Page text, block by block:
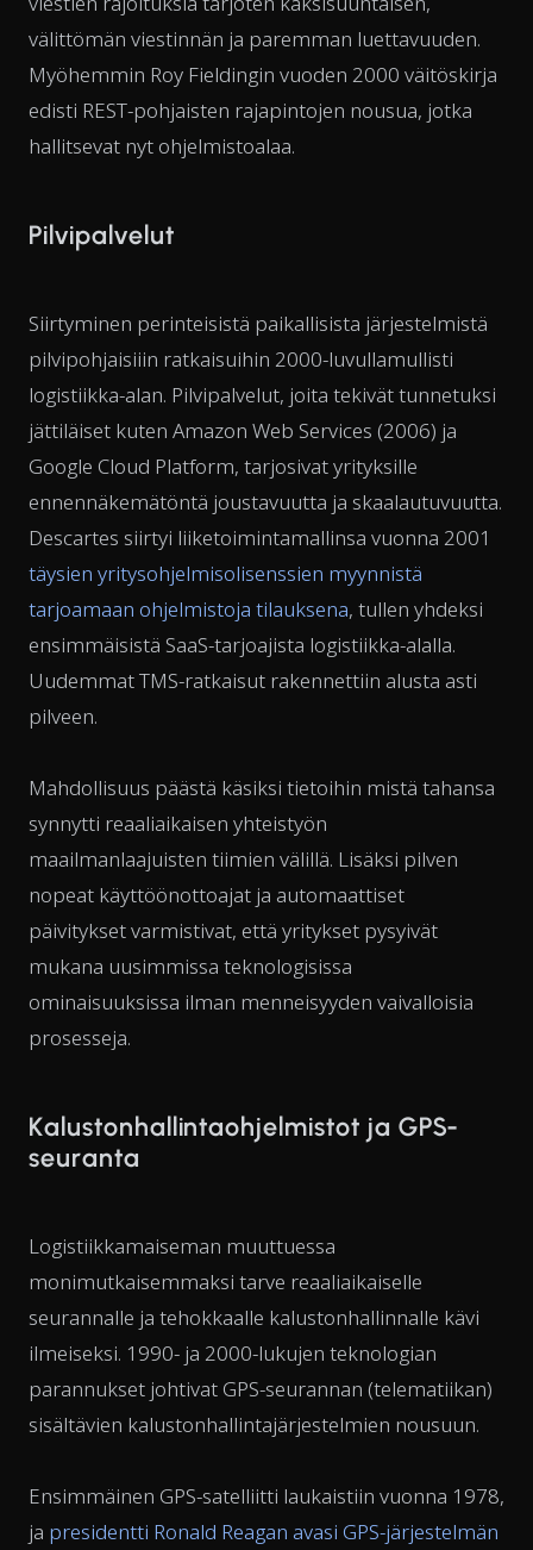
välittömän viestinnän ja paremman luettavuuden.
Myöhemmin Roy Fieldingin vuoden 2000 väitöskirja
edisti REST-pohjaisten rajapintojen nousua, jotka
hallitsevat nyt ohjelmistoalaa.
Pilvipalvelut
Siirtyminen perinteisistä paikallisista järjestelmistä
pilvipohjaisiiin ratkaisuihin 2000-luvullamullisti
logistiikka-alan. Pilvipalvelut, joita tekivät tunnetuksi
jättiläiset kuten Amazon Web Services (2006) ja
Google Cloud Platform, tarjosivat yrityksille
ennennäkemätöntä joustavuutta ja skaalautuvuutta.
Descartes siirtyi liiketoimintamallinsa vuonna 2001
täysien yritysohjelmisolisenssien myynnistä
tarjoamaan ohjelmistoja tilauksena, tullen yhdeksi
ensimmäisistä SaaS-tarjoajista logistiikka-alalla.
Uudemmat TMS-ratkaisut rakennettiin alusta asti
pilveen.
Mahdollisuus päästä käsiksi tietoihin mistä tahansa
synnytti reaaliaikaisen yhteistyön
maailmanlaajuisten tiimien välillä. Lisäksi pilven
nopeat käyttöönottoajat ja automaattiset
päivitykset varmistivat, että yritykset pysyivät
mukana uusimmissa teknologisissa
ominaisuuksissa ilman menneisyyden vaivalloisia
prosesseja.
Kalustonhallintaohjelmistot ja GPS-
seuranta
Logistiikkamaiseman muuttuessa
monimutkaisemmaksi tarve reaaliaikaiselle
seurannalle ja tehokkaalle kalustonhallinnalle kävi
ilmeiseksi. 1990- ja 2000-lukujen teknologian
parannukset johtivat GPS-seurannan (telematiikan)
sisältävien kalustonhallintajärjestelmien nousuun.
Ensimmäinen GPS-satelliitti laukaistiin vuonna 1978,
ja presidentti Ronald Reagan avasi GPS-järjestelmän